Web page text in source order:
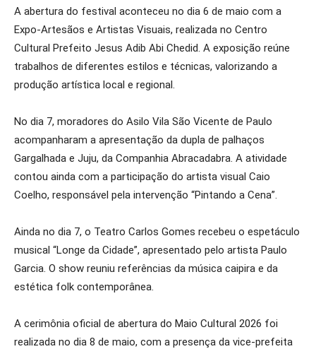
A abertura do festival aconteceu no dia 6 de maio com a
Expo-Artesãos e Artistas Visuais, realizada no Centro
Cultural Prefeito Jesus Adib Abi Chedid. A exposição reúne
trabalhos de diferentes estilos e técnicas, valorizando a
produção artística local e regional.
No dia 7, moradores do Asilo Vila São Vicente de Paulo
acompanharam a apresentação da dupla de palhaços
Gargalhada e Juju, da Companhia Abracadabra. A atividade
contou ainda com a participação do artista visual Caio
Coelho, responsável pela intervenção “Pintando a Cena”.
Ainda no dia 7, o Teatro Carlos Gomes recebeu o espetáculo
musical “Longe da Cidade”, apresentado pelo artista Paulo
Garcia. O show reuniu referências da música caipira e da
estética folk contemporânea.
A cerimônia oficial de abertura do Maio Cultural 2026 foi
realizada no dia 8 de maio, com a presença da vice-prefeita